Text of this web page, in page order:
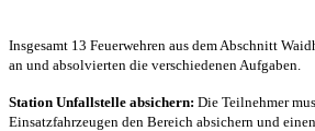
Insgesamt 13 Feuerwehren aus dem Abschnitt
an und absolvierten die verschiedenen Aufgaben.
Station Unfallstelle absichern: Die Teilnehmer
Einsatzfahrzeugen den Bereich absichern und